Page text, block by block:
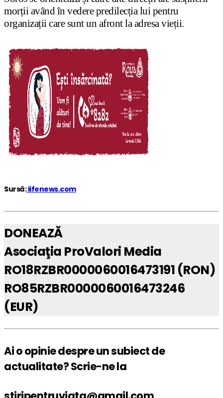
morții având în vedere predilecția lui pentru
organizații care sunt un afront la adresa vieții.
Sursă:lifenews.com
DONEAZĂ
Asociaţia ProValori Media
RO18RZBR0000060016473191 (RON)
RO85RZBR0000060016473246
(EUR)
Ai o opinie despre un subiect de
actualitate? Scrie-ne la